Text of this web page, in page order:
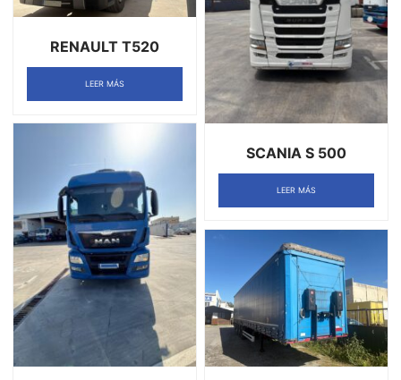
RENAULT T520
LEER MÁS
SCANIA S 500
LEER MÁS